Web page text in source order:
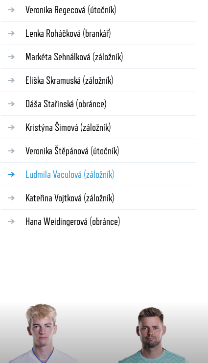
Veronika Regecová (útočník)
Lenka Roháčková (brankář)
Markéta Sehnálková (záložník)
Eliška Skramuská (záložník)
Dáša Stařinská (obránce)
Kristýna Šimová (záložník)
Veronika Štěpánová (útočník)
Ludmila Vaculová (záložník)
Kateřina Vojtková (záložník)
Hana Weidingerová (obránce)